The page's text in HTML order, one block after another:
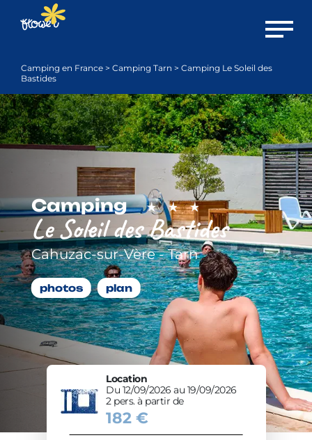
Ouvrir
Camping en France > Camping Tarn > Camping Le Soleil des
Bastides
Camping
Le Soleil des Bastides
Cahuzac-sur-Vère - Tarn
photos plan
Location
Du 12/09/2026 au 19/09/2026
2 pers. à partir de
182 €